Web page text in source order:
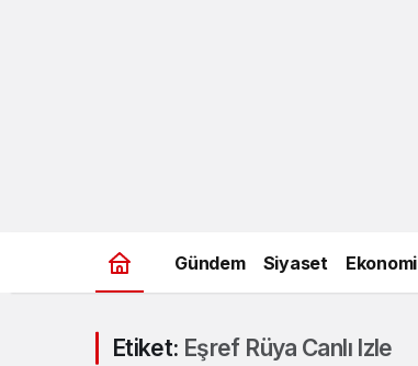
Gündem Siyaset Ekonomi
Etiket: Eşref Rüya Canlı Izle